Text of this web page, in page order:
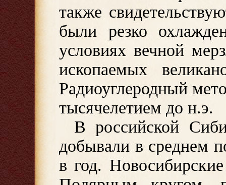
также
были резко
условиях вечной
ископаемых
Радиоуглеродный
тысячелетием до н.э.
В российской
добывали в среднем
в год.